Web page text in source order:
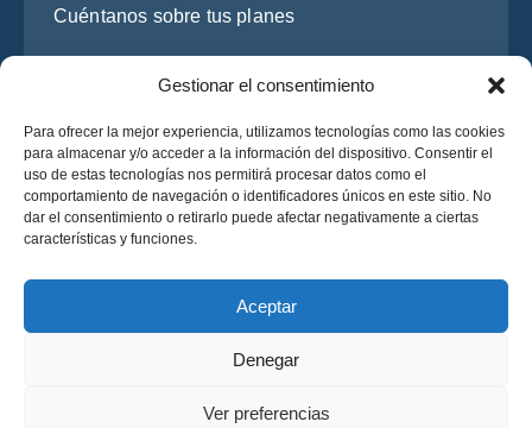
Gestionar el consentimiento
Para ofrecer la mejor experiencia, utilizamos tecnologías como las cookies
para almacenar y/o acceder a la información del dispositivo. Consentir el
uso de estas tecnologías nos permitirá procesar datos como el
comportamiento de navegación o identificadores únicos en este sitio. No
dar el consentimiento o retirarlo puede afectar negativamente a ciertas
características y funciones.
Aceptar
Denegar
Ver preferencias
He leído y acepto la
Solicite un presupuesto
Solicite un presupuesto